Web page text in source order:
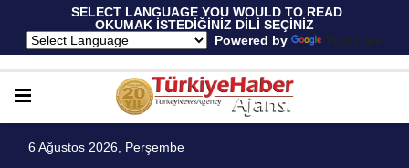
SELECT LANGUAGE YOU WOULD TO READ
OKUMAK İSTEDİĞİNİZ DİLİ SEÇİNİZ
Powered by
Translate
6 Ağustos 2026, Perşembe